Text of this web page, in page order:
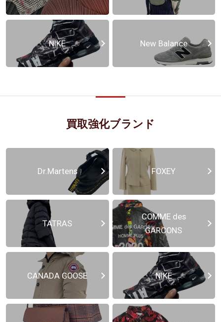
NIKE New Balance
買取強化ブランド
Dr.Martens FOXEY
TATRAS
COMME des
GARCONS
CANADA GOOSE NIKE